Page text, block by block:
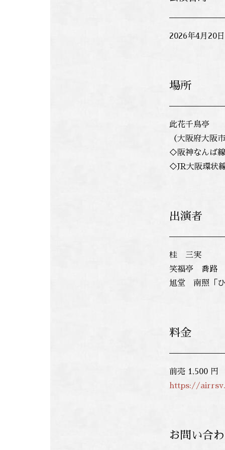
2026年4月20
場所
此花千鳥亭
（大阪府大阪
◇阪神なんば
◇JR大阪環状
出演者
桂 三実
笑福亭 喬路
旭堂 南照 「
料金
前売 1,500 円
https://
お問い合